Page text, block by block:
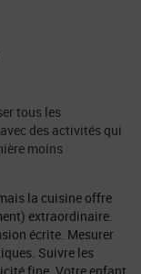
tous les
des activités qui
moins
la cuisine offre
extraordinaire.
écrite. Mesurer
Suivre les